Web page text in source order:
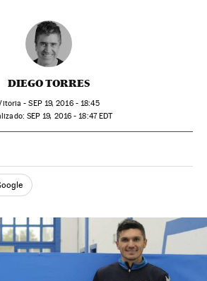
DIEGO TORRES
-SEP19, 2016 - 18:45
SEP 19, 2016 - 18:47EDT
en TwitterRedes Sociales